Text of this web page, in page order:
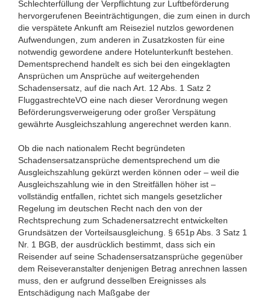
Schlechterfüllung der Verpflichtung zur Luftbeförderung
hervorgerufenen Beeinträchtigungen, die zum einen in durch
die verspätete Ankunft am Reiseziel nutzlos gewordenen
Aufwendungen, zum anderen in Zusatzkosten für eine
notwendig gewordene andere Hotelunterkunft bestehen.
Dementsprechend handelt es sich bei den eingeklagten
Ansprüchen um Ansprüche auf weitergehenden
Schadensersatz, auf die nach Art. 12 Abs. 1 Satz 2
FluggastrechteVO eine nach dieser Verordnung wegen
Beförderungsverweigerung oder großer Verspätung
gewährte Ausgleichszahlung angerechnet werden kann.
Ob die nach nationalem Recht begründeten
Schadensersatzansprüche dementsprechend um die
Ausgleichszahlung gekürzt werden können oder – weil die
Ausgleichszahlung wie in den Streitfällen höher ist –
vollständig entfallen, richtet sich mangels gesetzlicher
Regelung im deutschen Recht nach den von der
Rechtsprechung zum Schadenersatzrecht entwickelten
Grundsätzen der Vorteilsausgleichung. § 651p Abs. 3 Satz 1
Nr. 1 BGB, der ausdrücklich bestimmt, dass sich ein
Reisender auf seine Schadensersatzansprüche gegenüber
dem Reiseveranstalter denjenigen Betrag anrechnen lassen
muss, den er aufgrund desselben Ereignisses als
Entschädigung nach Maßgabe der